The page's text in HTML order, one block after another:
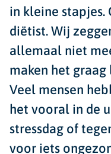
in kleine stapjes.
diëtist. Wij
allemaal niet
maken het graag
Veel mensen
het vooral in de
stressdag of
voor iets